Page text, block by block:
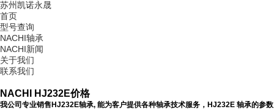
苏州凯诺永晟
首页
型号查询
NACHI轴承
NACHI新闻
关于我们
联系我们
NACHI HJ232E价格
我公司专业销售HJ232E轴承, 能为客户提供各种轴承技术服务，HJ232E 轴承的参数